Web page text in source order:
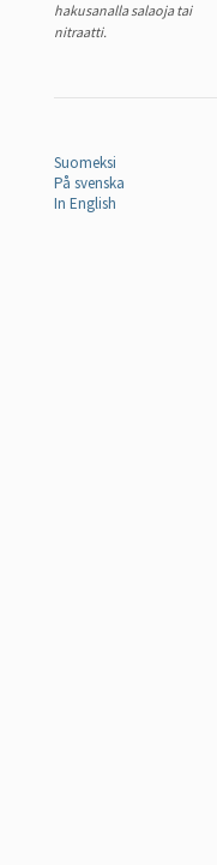
hakusanalla salaoja tai
nitraatti.
Suomeksi
På svenska
In English